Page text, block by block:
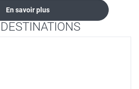
En savoir plus
DESTINATIONS